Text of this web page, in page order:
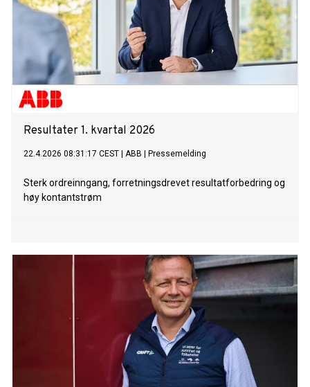
Resultater 1. kvartal 2026
22.4.2026 08:31:17 CEST ABB Pressemelding
Sterk ordreinngang, forretningsdrevet resultatforbedring og
høy kontantstrøm